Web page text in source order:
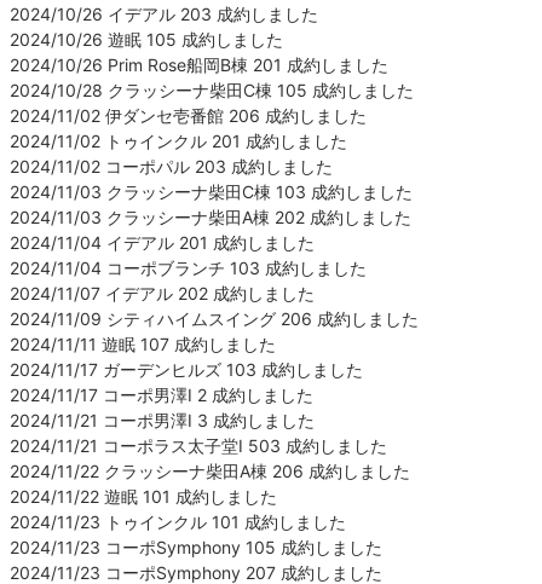
2024/10/26 イデアル 203 成約しました
2024/10/26 遊眠 105 成約しました
2024/10/26 Prim Rose船岡B棟 201 成約しました
2024/10/28 クラッシーナ柴田C棟 105 成約しました
2024/11/02 伊ダンセ壱番館 206 成約しました
2024/11/02 トゥインクル 201 成約しました
2024/11/02 コーポパル 203 成約しました
2024/11/03 クラッシーナ柴田C棟 103 成約しました
2024/11/03 クラッシーナ柴田A棟 202 成約しました
2024/11/04 イデアル 201 成約しました
2024/11/04 コーポブランチ 103 成約しました
2024/11/07 イデアル 202 成約しました
2024/11/09 シティハイムスイング 206 成約しました
2024/11/11 遊眠 107 成約しました
2024/11/17 ガーデンヒルズ 103 成約しました
2024/11/17 コーポ男澤Ⅰ 2 成約しました
2024/11/21 コーポ男澤Ⅰ 3 成約しました
2024/11/21 コーポラス太子堂Ⅰ 503 成約しました
2024/11/22 クラッシーナ柴田A棟 206 成約しました
2024/11/22 遊眠 101 成約しました
2024/11/23 トゥインクル 101 成約しました
2024/11/23 コーポSymphony 105 成約しました
2024/11/23 コーポSymphony 207 成約しました